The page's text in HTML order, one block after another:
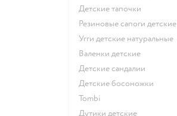
Детские тапочки
Резиновые сапоги детские
Угги детские натуральные
Валенки детские
Детские сандалии
Детские босоножки
Tombi
Дутики детские